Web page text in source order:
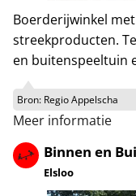
Boerderijwinkel
streekproducten.
en buitenspeeltuin
Bron: Regio Appelscha
Meer informatie
Binnen en
Elsloo